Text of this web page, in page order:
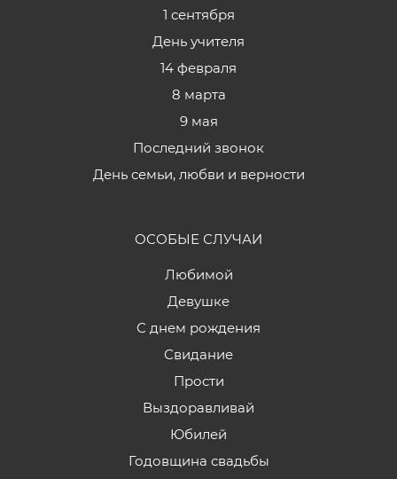
1 сентября
День учителя
14 февраля
8 марта
9 мая
Последний звонок
День семьи, любви и верности
ОСОБЫЕ СЛУЧАИ
Любимой
Девушке
С днем рождения
Свидание
Прости
Выздоравливай
Юбилей
Годовщина свадьбы